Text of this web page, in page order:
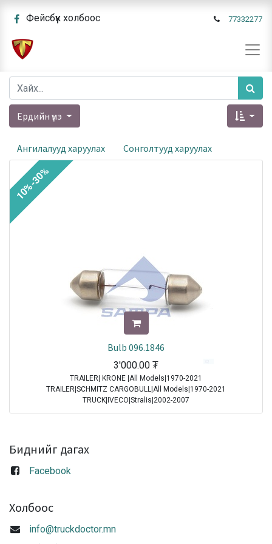
Фейсбүүк холбоос 77332277
Ердийн үнэ
Ангилалууд харуулах Сонголтууд харуулах
Bulb 096.1846
3'000.00 ₮
TRAILER| KRONE |All Models|1970-2021
TRAILER|SCHMITZ CARGOBULL|All Models|1970-2021
TRUCK|IVECO|Stralis|2002-2007
TRUCK|IVECO|Stralis|2007-2013
10%-30%
Биднийг дагах
Facebook
Холбоос
info@truckdoctor.mn